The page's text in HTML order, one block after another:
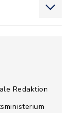
Redaktion